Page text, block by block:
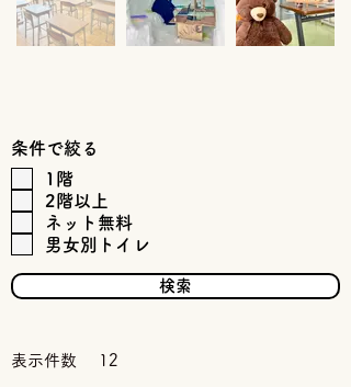
条件で絞る
1階
2階以上
ネット無料
男女別トイレ
検索
表示件数 12